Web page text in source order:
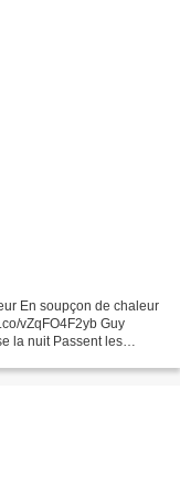
En soupçon de chaleur
vZqFO4F2yb Guy
la nuit Passent les